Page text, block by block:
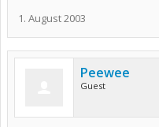
1. August 2003
Peewee
Guest